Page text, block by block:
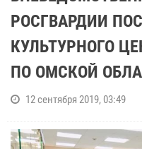
РОСГВАРДИИ
КУЛЬТУРНОГО
ПО ОМСКОЙ
12 сентября 2019, 03:49